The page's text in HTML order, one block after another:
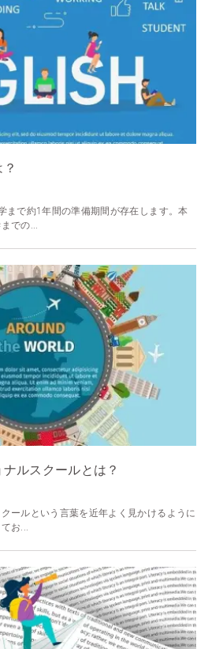
まで約1年間の準備期間が存在します。本
での...
ルスクールとは？
ールという言葉を近年よく見かけるように
お...